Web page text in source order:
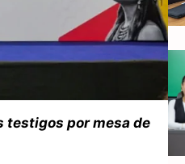
testigos por mesa de